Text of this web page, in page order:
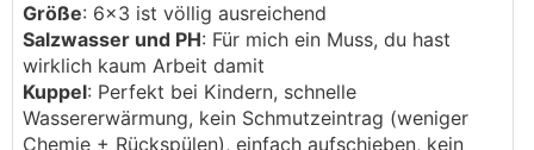
Größe: 6x3 ist völlig ausreichend
Salzwasser und PH: Für mich ein Muss, du hast
wirklich kaum Arbeit damit
Kuppel: Perfekt bei Kindern, schnelle
Wassererwärmung, kein Schmutzeintrag (weniger
Chemie + Rückspülen), einfach aufschieben, kein